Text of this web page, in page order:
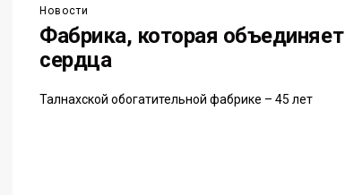
Новости
Фабрика, которая объединяет
сердца
Талнахской обогатительной фабрике – 45 лет